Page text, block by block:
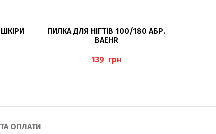
ШКІРИ
ЧИТАТИ ДАЛІ
ПИЛКА ДЛЯ НІГТІВ 100/180 АБР.
BAEHR
грн
ОПЛАТИ